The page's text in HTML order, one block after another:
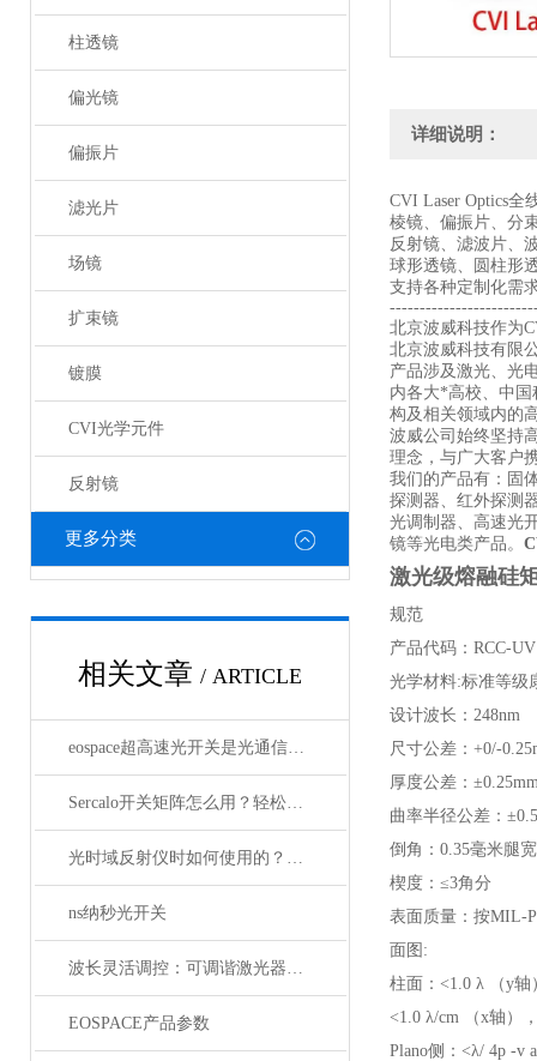
柱透镜
偏光镜
偏振片
滤光片
场镜
扩束镜
镀膜
CVI光学元件
反射镜
更多分类
相关文章 / ARTICLE
eospace超高速光开关是光通信领域的革新之作
Sercalo开关矩阵怎么用？轻松实现光路智能切换
光时域反射仪时如何使用的？使用时又要注意哪些事项？
ns纳秒光开关
波长灵活调控：可调谐激光器在WDM系统中的应用解析
EOSPACE产品参数
详细说明：
CVI Laser Optics全
棱镜、偏振片、分
反射镜、滤波片、
球形透镜、圆柱形
支持各种定制化需
北京波威科技作为
北京波威科技有限
产品涉及激光、光
内各大*高校、中
构及相关领域内的
波威公司始终坚持
理念，与广大客户
我们的产品有：固
探测器、红外探测
光调制器、高速光
镜等光电类产品。
激光级熔融硅
规范
产品代码：RCC-UV
光学材料:标准等级
设计波长：248nm
尺寸公差：+0/-
厚度公差：
曲率半径公差：
倒角：0.35毫米腿
楔度：≤3角分
表面质量：按MIL-
面图:
柱面：<1.0 λ （y轴
<1.0 λ/cm （x轴）
Plano侧：<λ/ 4p -v